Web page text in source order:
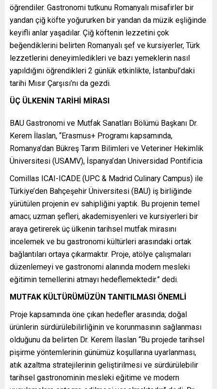
öğrendiler. Gastronomi tutkunu Romanyalı misafirler bir
yandan çiğ köfte yoğururken bir yandan da müzik eşliğinde
keyifli anlar yaşadılar. Çiğ köftenin lezzetini çok
beğendiklerini belirten Romanyalı şef ve kursiyerler, Türk
lezzetlerini deneyimledikleri ve bazı yemeklerin nasıl
yapıldığını öğrendikleri 2 günlük etkinlikte, İstanbul’daki
tarihi Mısır Çarşısı’nı da gezdi.
ÜÇ ÜLKENİN TARİHİ MİRASI
BAU Gastronomi ve Mutfak Sanatları Bölümü Başkanı Dr.
Kerem İlaslan, “Erasmus+ Programı kapsamında,
Romanya’dan Bükreş Tarım Bilimleri ve Veteriner Hekimlik
Üniversitesi (USAMV), İspanya’dan Universidad Pontificia
Comillas ICAI-ICADE (UPC & Madrid Culinary Campus) ile
Türkiye’den Bahçeşehir Üniversitesi (BAU) iş birliğinde
yürütülen projenin ev sahipliğini yaptık. Bu projenin temel
amacı; uzman şefleri, akademisyenleri ve kursiyerleri bir
araya getirerek üç ülkenin tarihsel mutfak mirasını
incelemek ve bu gastronomi kültürleri arasındaki ortak
bağlantıları ortaya çıkarmaktır. Proje, atölye çalışmaları
düzenlemeyi ve gastronomi alanında modern mesleki
eğitimin temellerini atmayı hedeflemektedir.” dedi.
MUTFAK KÜLTÜRÜMÜZÜN TANITILMASI ÖNEMLİ
Proje kapsamında öne çıkan hedefler arasında; doğal
ürünlerin sürdürülebilirliğinin ve korunmasının sağlanması
olduğunu da belirten Dr. Kerem İlaslan “Bu projede tarihsel
pişirme yöntemlerinin günümüz koşullarına uyarlanması,
atık azaltma stratejilerinin geliştirilmesi ve sürdürülebilir
tarihsel gastronominin mesleki eğitime ve modern